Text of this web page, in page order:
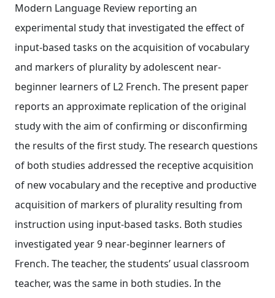
Modern Language Review reporting an
experimental study that investigated the effect of
input‐based tasks on the acquisition of vocabulary
and markers of plurality by adolescent near‐
beginner learners of L2 French. The present paper
reports an approximate replication of the original
study with the aim of confirming or disconfirming
the results of the first study. The research questions
of both studies addressed the receptive acquisition
of new vocabulary and the receptive and productive
acquisition of markers of plurality resulting from
instruction using input‐based tasks. Both studies
investigated year 9 near‐beginner learners of
French. The teacher, the students’ usual classroom
teacher, was the same in both studies. In the